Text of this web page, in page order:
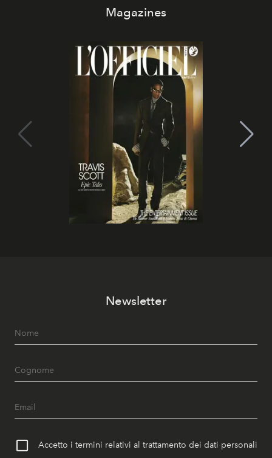
Magazines
Newsletter
Accetto i termini relativi al trattamento dei dati personali